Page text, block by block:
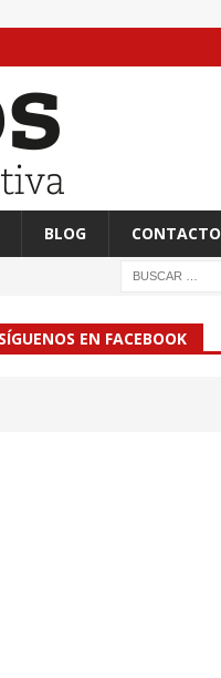
BLOG CONTACTO
SÍGUENOS EN FACEBOOK